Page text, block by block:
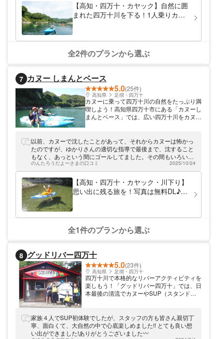
【高知・四万十・カヤック】自然に囲
まれた四万十川を下る！1人乗りカヤ
全2件のプランから選ぶ
7 カヌー しまんとベース
5.0(25件)
高知県 足摺・四万十
カヌーに乗って四万十川の自然をたっぷり満
喫しよう！高知県四万十市にある「カヌーし
まんとベース」では、広い四万十川をカヌー
で、みなさまご体験いただけます。喧騒を忘
れる雄大な四万十川をのんびりとお楽しみく
ださい♪
以前、カヌーで沈したことがあって、それからカヌーは怖かっ
たのですが、ゆかりさんの適切な指導で最後まで、沈すること
もなく、あっという間にゴールしてました。その間もいろいろ
な楽しみ方を教えていただき、素敵な時間を過ごすことができ
ました。 本当にありがとうございました。 また機会が有りま
したら、是非、こちらで体験したいと思います。その後の食事
先も教えていただき、充実した1日でした。
のんたろうだよーさまの口コミ 2025/10/24
【高知・四万十・カヤック・川下り】
思い出に残る旅を！写真は無料DL♪＋
全1件のプランから選ぶ
8 グッドリバー四万十
5.0(23件)
高知県 足摺・四万十
四万十川で本格的なリバーアクティビティを
楽しもう！「グッドリバー四万十」では、日
本最後の清流でカヌーやSUP（スタンドア
だけますよ☆また、建物内にはハンモックで
寛いだり、ランチを食べたりできるミーティ
ングルームや、岩風呂を楽しめるバスルーム
家族４人でSUP初体験でしたが、スタッフの方も皆さん親切丁
寧、面白くて、大自然の中で心底楽しめました!! とても良い想
い出ができました!ありがとうございました〰️